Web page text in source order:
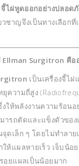
จี้ไฝหูดออกอย่างปลอด
ชาญจึงเป็นทางเลือกที่
Ellman Surgitron คือ
เป็นเครื่องจี้ไฝ
ความถี่สูง
ให้พลังงานความร้อนอ
ารถตัดและแข็งตัวของ
ดเล็ก ๆ โดยไม่ทำลาย
ให้แผลหายเร็ว เจ็บน้อ
อยแผลเป็นน้อยมาก